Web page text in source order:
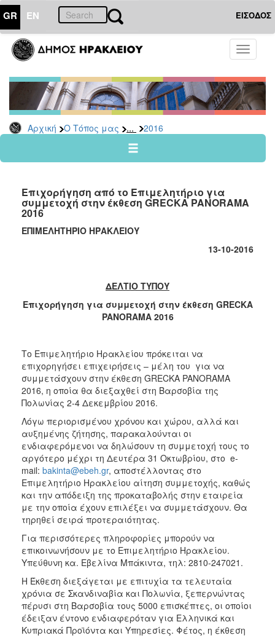
GR EN ΕΙΣΟΔΟΣ
Toggle
Αρχική Ο Τόπος μας ... 2016
ΤΟΠΟΣ
ΜΑΣ
Ανακοινώσεις
Αρχείο
2026
2024
2022
2020
2016
2011
ΔΗΜΟΣ
ΠΟΛΙΤΙΣΜΟΣ
ΑΝΘΕΚΤΙΚΗ
ΠΟΛΗ
Επιχορήγηση από το Επιμελητήριο για
συμμετοχή στην έκθεση GRECKA PANORAMA
2016
ΕΠΙΜΕΛΗΤΗΡΙΟ ΗΡΑΚΛΕΙΟΥ
13-10-2016
ΔΕΛΤΙΟ ΤΥΠΟΥ
Επιχορήγηση για συμμετοχή στην έκθεση GRECKA
PANORAMA 2016
Το Επιμελητήριο Ηρακλείου πρόκειται να
επιχορηγήσει επιχειρήσεις – μέλη του για να
συμμετάσχουν στην έκθεση GRECKA PANORAMA
2016, η οποία θα διεξαχθεί στη Βαρσοβία της
Πολωνίας 2-4 Δεκεμβρίου 2016.
Λόγω περιορισμένου χρόνου και χώρου, αλλά και
αυξημένης ζήτησης, παρακαλούνται οι
ενδιαφερόμενοι να δηλώσουν τη συμμετοχή τους το
αργότερο μέχρι τη Δευτέρα 31 Οκτωβρίου, στο e-
mail: bakinta@ebeh.gr, αποστέλλοντας στο
Επιμελητήριο Ηρακλείου αίτηση συμμετοχής, καθώς
και την απόδειξη της προκαταβολής στην εταιρεία
με την οποία έχουν επιλέξει να συμμετάσχουν. Θα
τηρηθεί σειρά προτεραιότητας.
Για περισσότερες πληροφορίες μπορούν να
επικοινωνήσουν με το Επιμελητήριο Ηρακλείου.
Υπεύθυνη κα. Εβελίνα Μπάκιντα, τηλ: 2810-247021.
Η Έκθεση διεξάγεται με επιτυχία τα τελευταία
χρόνια σε Σκανδιναβία και Πολωνία, ξεπερνώντας
πέρυσι στη Βαρσοβία τους 5000 επισκέπτες, οι οποίοι
έδειξαν έντονο ενδιαφερόταν για Ελληνικά και
Κυπριακά Προϊόντα και Υπηρεσίες. Φέτος, η έκθεση